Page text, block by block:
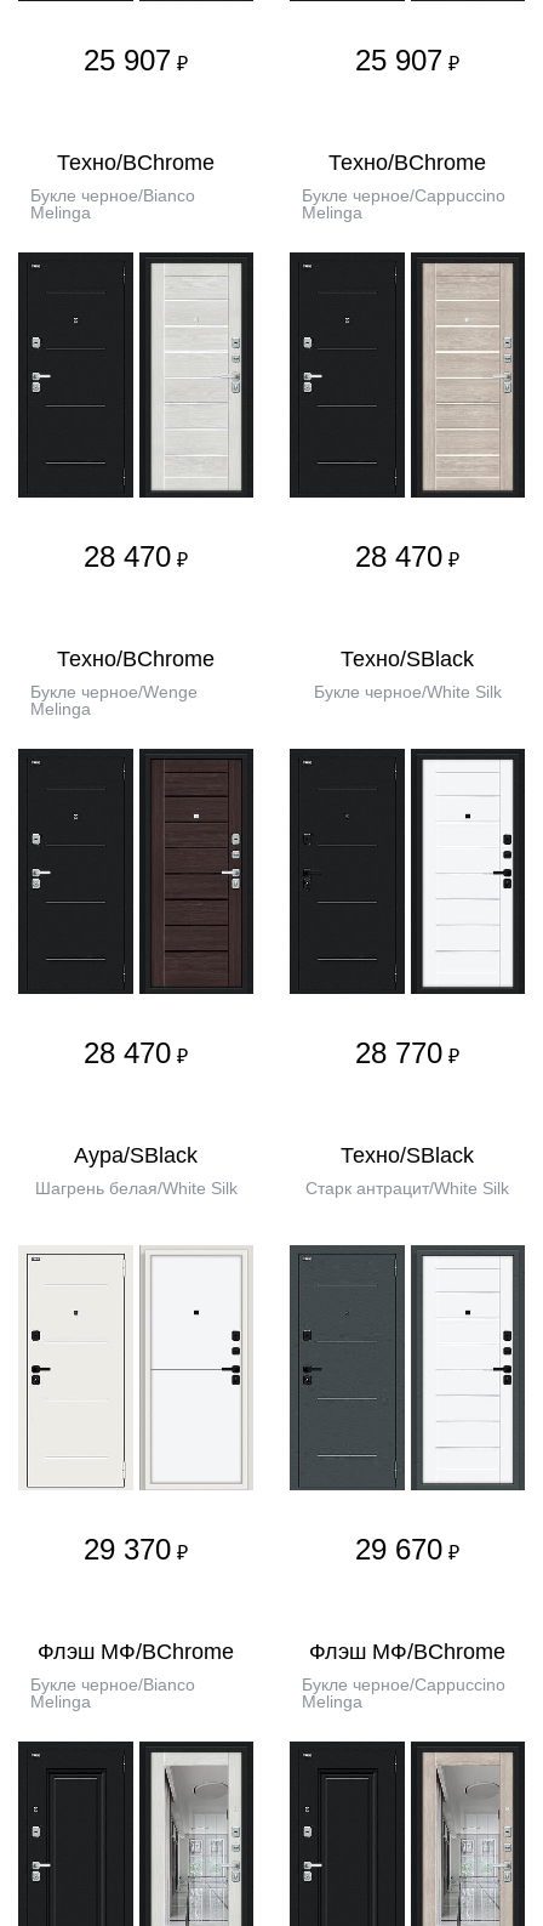
25 907 ₽ 25 907 ₽
Техно/BChrome
Букле черное/Bianco
Melinga
28 470 ₽
Техно/BChrome
Букле черное/Cappuccino
Melinga
28 470 ₽
Техно/BChrome
Букле черное/Wenge
Melinga
28 470 ₽
Техно/SBlack
Букле черное/White Silk
28 770 ₽
Аура/SBlack
Шагрень белая/White Silk
29 370 ₽
Техно/SBlack
Старк антрацит/White Silk
29 670 ₽
Флэш МФ/BChrome
Букле черное/Bianco
Melinga
Флэш МФ/BChrome
Букле черное/Cappuccino
Melinga